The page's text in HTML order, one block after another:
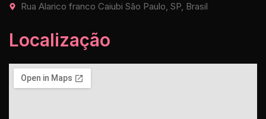
Rua Alarico franco Caiubi São Paulo, SP, Brasil
Localização